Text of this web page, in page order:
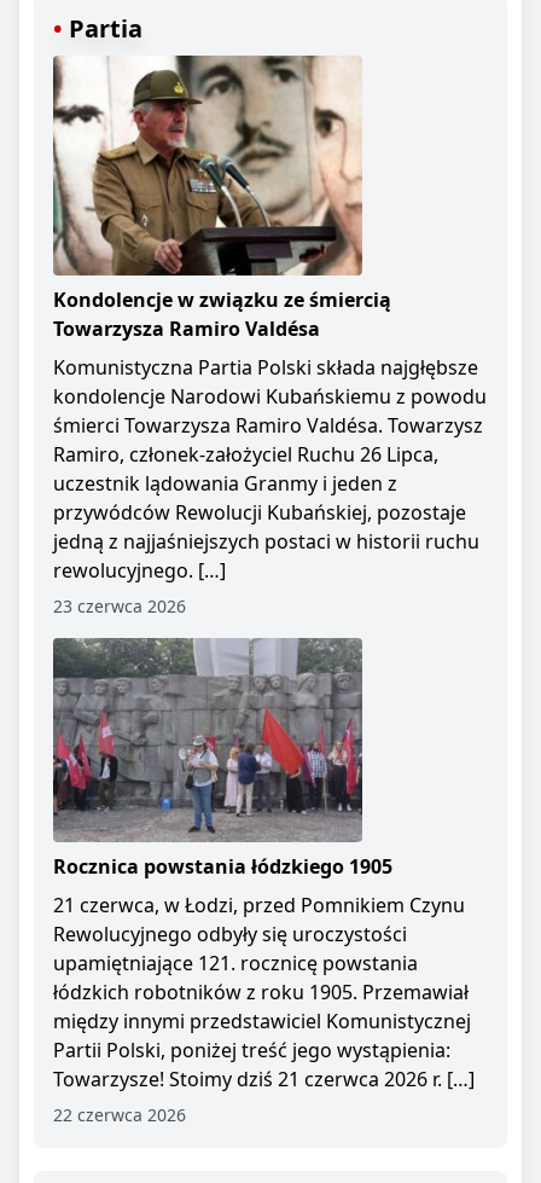
Partia
Kondolencje w związku ze śmiercią
Towarzysza Ramiro Valdésa
Komunistyczna Partia Polski składa najgłębsze
kondolencje Narodowi Kubańskiemu z powodu
śmierci Towarzysza Ramiro Valdésa. Towarzysz
Ramiro, członek-założyciel Ruchu 26 Lipca,
uczestnik lądowania Granmy i jeden z
przywódców Rewolucji Kubańskiej, pozostaje
jedną z najjaśniejszych postaci w historii ruchu
rewolucyjnego. […]
23 czerwca 2026
Rocznica powstania łódzkiego 1905
21 czerwca, w Łodzi, przed Pomnikiem Czynu
Rewolucyjnego odbyły się uroczystości
upamiętniające 121. rocznicę powstania
łódzkich robotników z roku 1905. Przemawiał
między innymi przedstawiciel Komunistycznej
Partii Polski, poniżej treść jego wystąpienia:
Towarzysze! Stoimy dziś 21 czerwca 2026 r. […]
22 czerwca 2026